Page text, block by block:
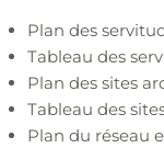
Plan des
Tableau des
Plan des sites
Tableau des
Plan du réseau